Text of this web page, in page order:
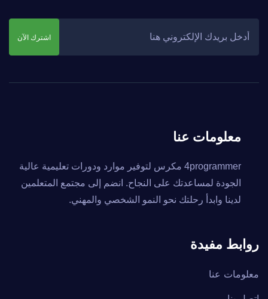
اشترك الآن
معلومات عنا
4programmer مكرس لتوفير موارد ودورات تعليمية عالية
الجودة لمساعدتك على النجاح. انضم إلى مجتمع المتعلمين
لدينا وابدأ رحلتك نحو النمو الشخصي والمهني.
روابط مفيدة
معلومات عنا